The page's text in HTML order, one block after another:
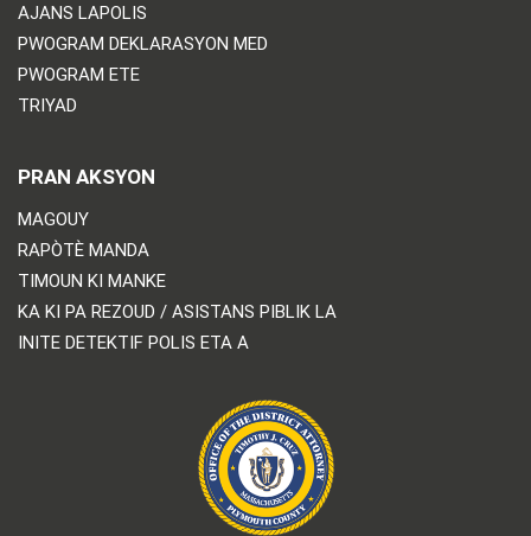
AJANS LAPOLIS
PWOGRAM DEKLARASYON MED
PWOGRAM ETE
TRIYAD
PRAN AKSYON
MAGOUY
RAPÒTÈ MANDA
TIMOUN KI MANKE
KA KI PA REZOUD / ASISTANS PIBLIK LA
INITE DETEKTIF POLIS ETA A